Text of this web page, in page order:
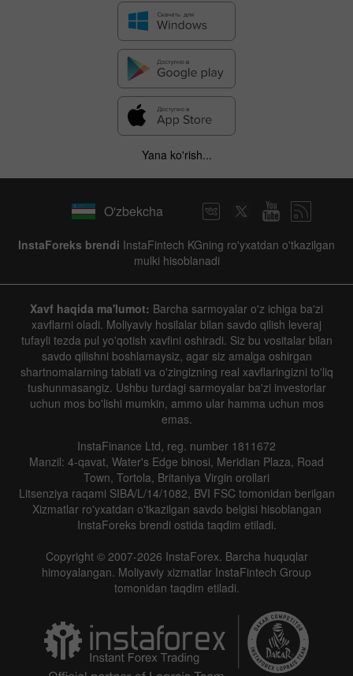
Yana ko'rish...
O'zbekcha
InstaForeks brendi InstaFintech KGning ro'yxatdan o'tkazilgan
mulki hisoblanadi
Xavf haqida ma'lumot: Barcha sarmoyalar o'z ichiga ba'zi
xavflarni oladi. Moliyaviy hosilalar bilan savdo qilish leveraj
tufayli tezda pul yo'qotish xavfini oshiradi. Siz bu vositalar bilan
savdo qilishni boshlamaysiz, agar siz amalga oshirgan
shartnomalarning tabiati va o'zingizning real xavflaringizni to'liq
tushunmasangiz. Ushbu turdagi sarmoyalar ba'zi investorlar
uchun mos bo'lishi mumkin, ammo ular hamma uchun mos
emas.
InstaFinance Ltd, reg. number 1811672
Manzil: 4-qavat, Water's Edge binosi, Meridian Plaza, Road
Town, Tortola, Britaniya Virgin orollari
Litsenziya raqami SIBA/L/14/1082, BVI FSC tomonidan berilgan
Xizmatlar ro'yxatdan o'tkazilgan savdo belgisi hisoblangan
InstaForeks brendi ostida taqdim etiladi.
Copyright © 2007-2026 InstaForex. Barcha huquqlar
himoyalangan. Moliyaviy xizmatlar InstaFintech Group
tomonidan taqdim etiladi.